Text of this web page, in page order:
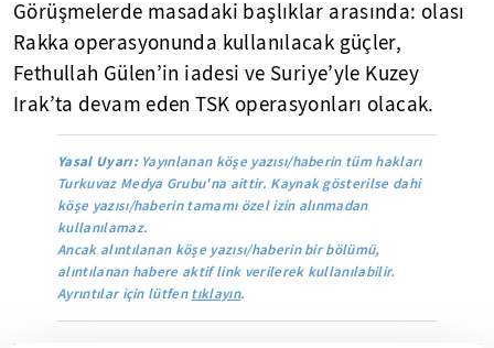
Görüşmelerde masadaki başlıklar arasında: olası
Rakka operasyonunda kullanılacak güçler,
Fethullah Gülen’in iadesi ve Suriye’yle Kuzey
Irak’ta devam eden TSK operasyonları olacak.
Yasal Uyarı:Yayınlanan köşe yazısı/haberin tüm hakları
Turkuvaz Medya Grubu'na aittir. Kaynak gösterilse dahi
köşe yazısı/haberin tamamı özel izin alınmadan
kullanılamaz.
Ancak alıntılanan köşe yazısı/haberin bir bölümü,
alıntılanan habere aktif link verilerek kullanılabilir.
Ayrıntılar için lütfentıklayın.